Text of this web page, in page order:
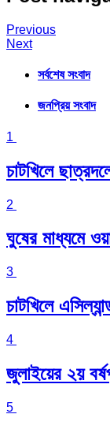
Previous
Next
সর্বশেষ সংবাদ
জনপ্রিয় সংবাদ
1
চাটখিলে
2
ঘুষের মাধ্যমে
3
চাটখিলে
4
জুলাইয়ের ২য়
5